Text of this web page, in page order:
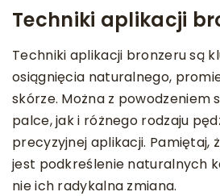
Techniki aplikacji
Techniki aplikacji bronzeru są
osiągnięcia naturalnego,
skórze. Można z powodzeniem
palce, jak i różnego rodzaju
precyzyjnej aplikacji. Pamiętaj,
jest podkreślenie naturalnych
nie ich radykalna zmiana.